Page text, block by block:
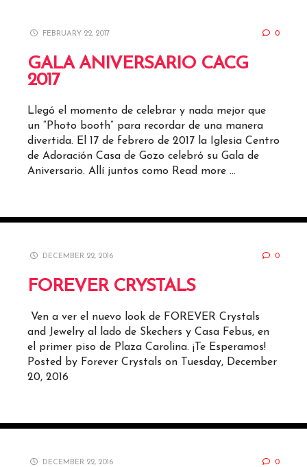
FEBRUARY 22, 2017 0
GALA ANIVERSARIO CACG
2017
Llegó el momento de celebrar y nada mejor que
un “Photo booth” para recordar de una manera
divertida. El 17 de febrero de 2017 la Iglesia Centro
de Adoración Casa de Gozo celebró su Gala de
Aniversario. Allí juntos como Read more …
DECEMBER 22, 2016 0
FOREVER CRYSTALS
Ven a ver el nuevo look de FOREVER Crystals
and Jewelry al lado de Skechers y Casa Febus, en
el primer piso de Plaza Carolina. ¡Te Esperamos!
Posted by Forever Crystals on Tuesday, December
20, 2016
DECEMBER 22, 2016 0